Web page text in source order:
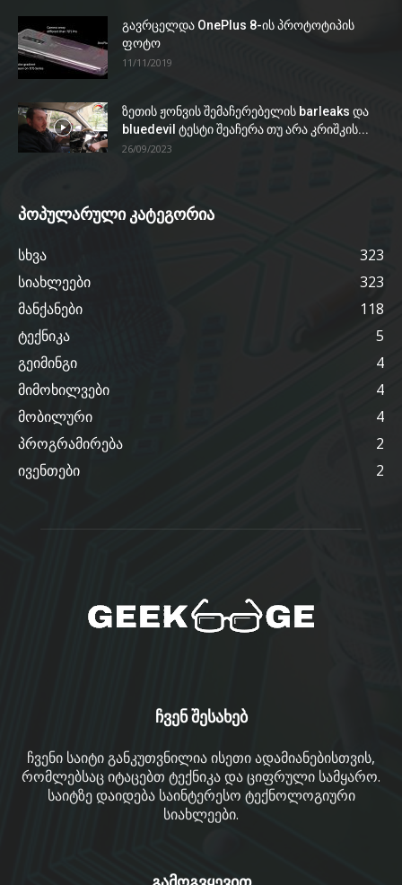
გავრცელდა OnePlus 8-ის პროტოტიპის
ფოტო
11/11/2019
ზეთის ჟონვის შემაჩერებელის barleaks და
bluedevil ტესტი შეაჩერა თუ არა კრიშკის...
26/09/2023
პოპულარული კატეგორია
სხვა
323
სიახლეები
323
მანქანები
118
ტექნიკა
5
გეიმინგი
4
მიმოხილვები
4
მობილური
4
პროგრამირება
2
ივენთები
2
ჩვენ შესახებ
ჩვენი საიტი განკუთვნილია ისეთი ადამიანებისთვის,
რომლებსაც იტაცებთ ტექნიკა და ციფრული სამყარო.
საიტზე დაიდება საინტერესო ტექნოლოგიური
სიახლეები.